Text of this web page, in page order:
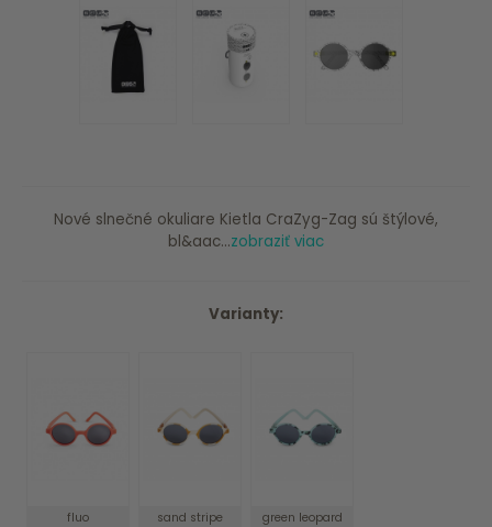
Nové slnečné okuliare Kietla CraZyg-Zag sú štýlové,
bl&aac...zobraziť viac
Varianty:
fluo sand stripe green leopard